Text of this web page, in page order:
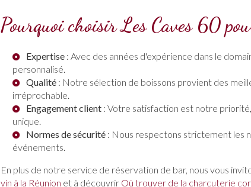
Pourquoi choisir Les Caves 60
Expertise : Avec des années d'expérience dans le
personnalisé.
Qualité : Notre sélection de boissons provient des
irréprochable.
Engagement client : Votre satisfaction est notre
unique.
Normes de sécurité : Nous respectons strictement les
événements.
En plus de notre service de réservation de bar, nous vous
vin à la Réunion et à découvrir Où trouver de la charcuterie